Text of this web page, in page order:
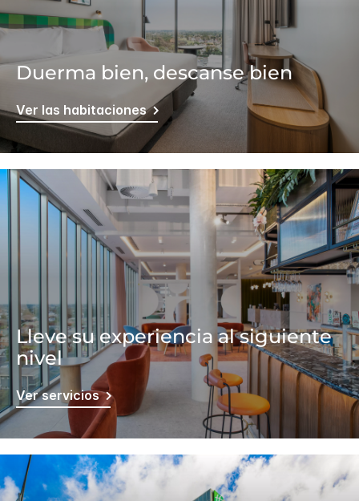
Duerma bien, descanse bien
Ver las habitaciones
Lleve su experiencia al siguiente
nivel
Ver servicios